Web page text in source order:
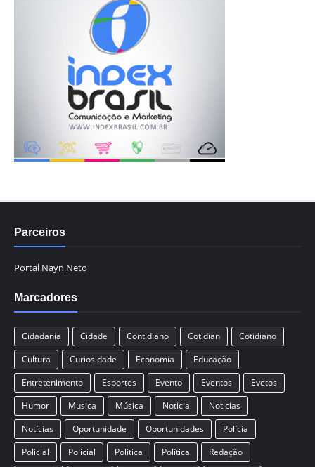
Parceiros
Portal Nayn Neto
Marcadores
Cidadania Cidade Contidiano Cotidian
Cotidiano
Cultura
Curiosidade Economia
Educação
Entretenimento
Esportes Evento Eventos
Evetos
Humor
Musica Música Noticia
Noticias
Notícias
Oportunidade Oportunidades
Polícia
Policial
Polícial Politica Política Redação